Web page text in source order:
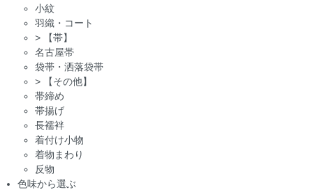
小紋
羽織・コート
>
【帯】
名古屋帯
袋帯・洒落袋帯
>
【その他】
帯締め
帯揚げ
長襦袢
着付け小物
着物まわり
反物
色味から選ぶ